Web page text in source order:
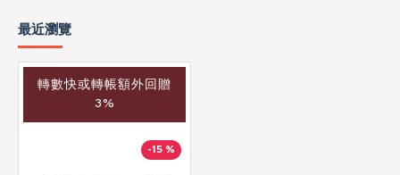
最近瀏覽
轉數快或轉帳額外回贈
3%
-15 %